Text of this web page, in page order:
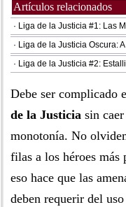
Artículos relacionados
· Liga de la Justicia #1: Las
· Liga de la Justicia Oscura:
· Liga de la Justicia #2:
Debe ser complicado
de la Justicia sin
monotonía. No
filas a los héroes más
eso hace que las
deben requerir del